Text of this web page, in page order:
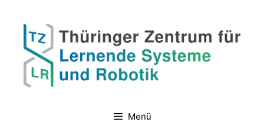
Inhalt
springen
Menü